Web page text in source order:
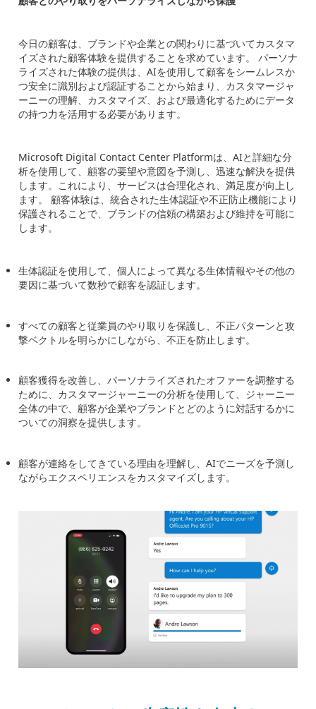
今日の顧客は、ブランドや企業との関わりに基づいてカスタマ
イズされた顧客体験を提供することを求めています。 パーソナ
ライズされた体験の提供は、 AIを使用して顧客をシームレスか
つ安全に識別および認証することから始まり、カスタマージャ
ーニーの理解、カスタマイズ、および最適化するためにデータ
の持つ力を活用する必要があります。
Microsoft Digital Contact Center Platformは、 AIと詳細な分
析を使用して、顧客の要望や意図を予測し、迅速な解決を提供
します。これにより、サービスは合理化され、満足度が向上し
ます。 顧客体験は、統合された生体認証や不正防止機能により
保護されることで、ブランドの信頼の構築および維持を可能に
します。
生体認証を使用して、個人によって異なる生体情報やその他の
要因に基づいて数秒で顧客を認証します。
すべての顧客と従業員のやり取りを保護し、不正パターンと攻
撃ベクトルを明らかにしながら、不正を防止します。
顧客獲得を改善し、パーソナライズされたオファーを調整する
ために、カスタマージャーニーの分析を使用して、ジャーニー
全体の中で、顧客が企業やブランドとどのように対話するかに
ついての洞察を提供します。
顧客が連絡をしてきている理由を理解し、 AIでニーズを予測し
ながらエクスペリエンスをカスタマイズします。